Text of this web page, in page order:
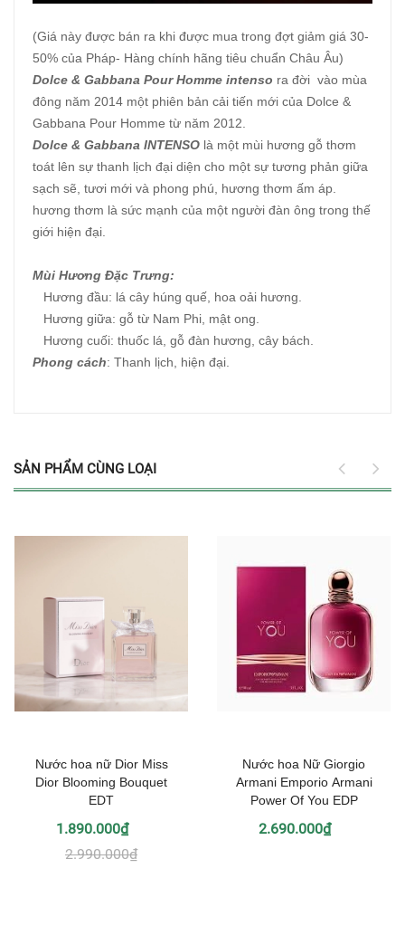
(Giá này được bán ra khi được mua trong đợt giảm giá 30-
50% của Pháp- Hàng chính hãng tiêu chuẩn Châu Âu)
Dolce & Gabbana Pour Homme intenso ra đời vào mùa
đông năm 2014 một phiên bản cải tiến mới của Dolce &
Gabbana Pour Homme từ năm 2012.
Dolce & Gabbana INTENSO là một mùi hương gỗ thơm
toát lên sự thanh lịch đại diện cho một sự tương phản giữa
sạch sẽ, tươi mới và phong phú, hương thơm ấm áp.
hương thơm là sức mạnh của một người đàn ông trong thế
giới hiện đại.
Mùi Hương Đặc Trưng:
Hương đầu: lá cây húng quế, hoa oải hương.
Hương giữa: gỗ từ Nam Phi, mật ong.
Hương cuối: thuốc lá, gỗ đàn hương, cây bách.
Phong cách: Thanh lịch, hiện đại.
SẢN PHẨM CÙNG LOẠI
Nước hoa nữ Dior Miss
Dior Blooming Bouquet
EDT
1.890.000₫
2.990.000₫
Nước hoa Nữ Giorgio
Armani Emporio Armani
Power Of You EDP
2.690.000₫